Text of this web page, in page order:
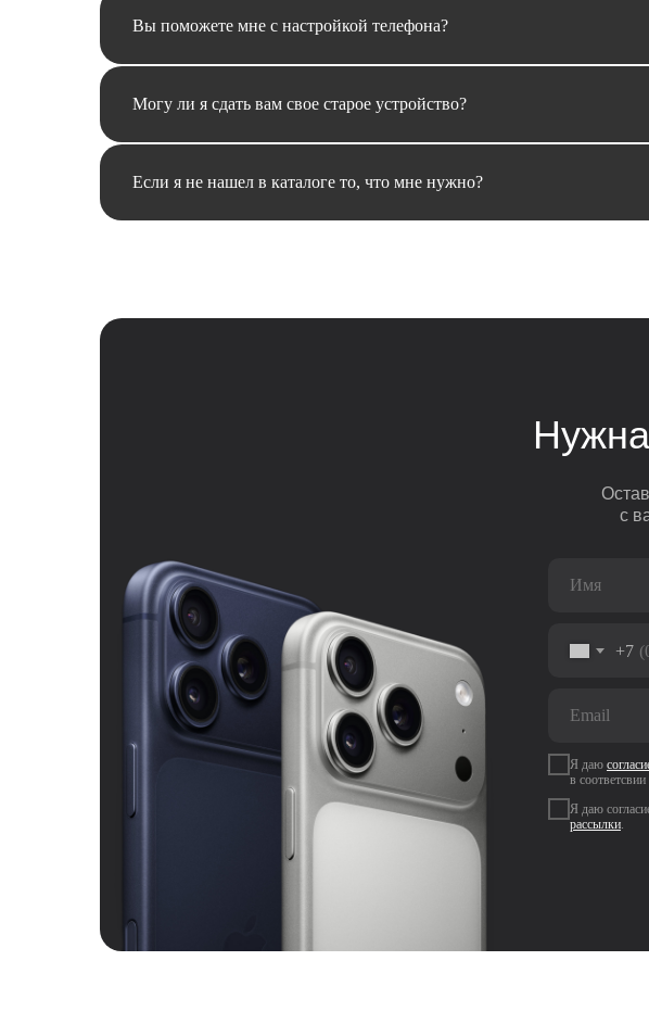
Вы поможете мне с настройкой телефона?
Могу ли я сдать вам свое старое устройство?
Если я не нашел в каталоге то, что мне нужно?
+7
Я даю
в соответсвии
Я даю
рассылки
с